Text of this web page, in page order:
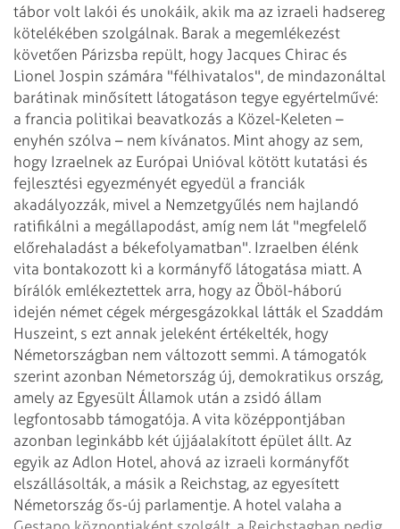
tábor volt lakói és unokáik, akik ma az izraeli hadsereg
kötelékében szolgálnak. Barak a megemlékezést
követően Párizsba repült, hogy Jacques Chirac és
Lionel Jospin számára "félhivatalos", de mindazonáltal
barátinak minősített látogatáson tegye egyértelművé:
a francia politikai beavatkozás a Közel-Keleten –
enyhén szólva – nem kívánatos. Mint ahogy az sem,
hogy Izraelnek az Európai Unióval kötött kutatási és
fejlesztési egyezményét egyedül a franciák
akadályozzák, mivel a Nemzetgyűlés nem hajlandó
ratifikálni a megállapodást, amíg nem lát "megfelelő
előrehaladást a békefolyamatban". Izraelben élénk
vita bontakozott ki a kormányfő látogatása miatt. A
bírálók emlékeztettek arra, hogy az Öböl-háború
idején német cégek mérgesgázokkal látták el Szaddám
Huszeint, s ezt annak jeleként értékelték, hogy
Németországban nem változott semmi. A támogatók
szerint azonban Németország új, demokratikus ország,
amely az Egyesült Államok után a zsidó állam
legfontosabb támogatója. A vita középpontjában
azonban leginkább két újjáalakított épület állt. Az
egyik az Adlon Hotel, ahová az izraeli kormányfőt
elszállásolták, a másik a Reichstag, az egyesített
Németország ős-új parlamentje. A hotel valaha a